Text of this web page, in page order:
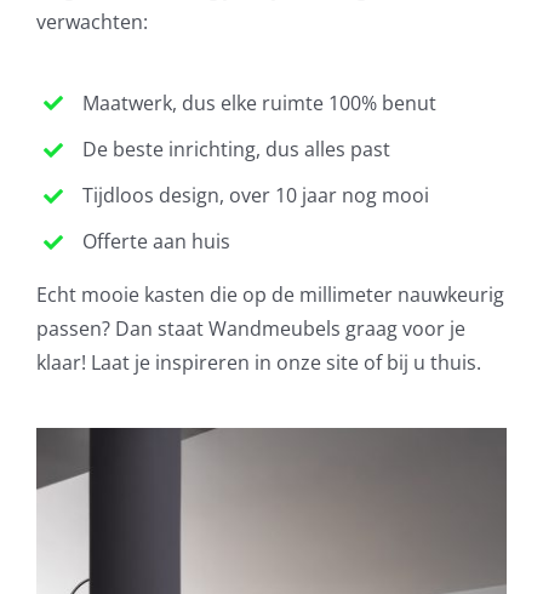
verwachten:
Maatwerk, dus elke ruimte 100% benut
De beste inrichting, dus alles past
Tijdloos design, over 10 jaar nog mooi
Offerte aan huis
Echt mooie kasten die op de millimeter nauwkeurig
passen? Dan staat Wandmeubels graag voor je
klaar! Laat je inspireren in onze site of bij u thuis.